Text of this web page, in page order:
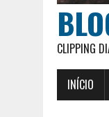
CLIPPING
INÍCIO